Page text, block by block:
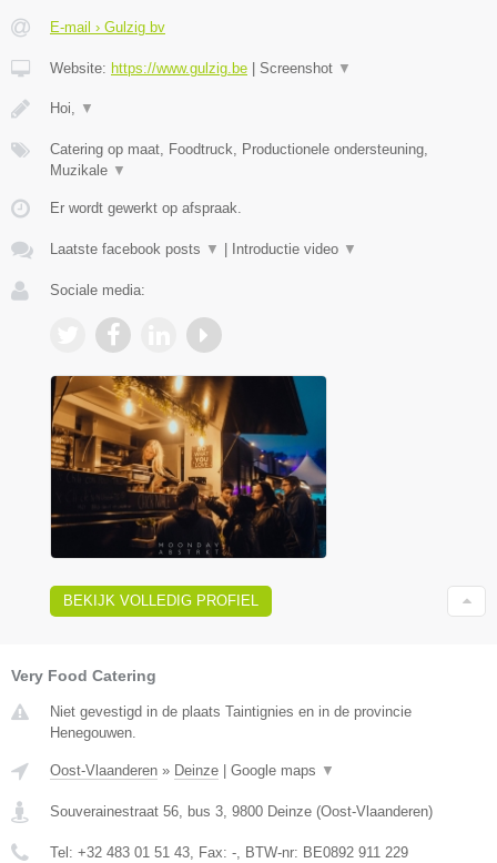
E-mail › Gulzig bv
Website: https://www.gulzig.be Screenshot ▼
Hoi, ▼
Catering op maat, Foodtruck, Productionele ondersteuning,
Muzikale ▼
Er wordt gewerkt op afspraak.
Laatste facebook posts ▼ Introductie video ▼
Sociale media:
BEKIJK VOLLEDIG PROFIEL
Very Food Catering
Niet gevestigd in de plaats Taintignies en in de provincie
Henegouwen.
Oost-Vlaanderen » Deinze Google maps ▼
Souverainestraat 56, bus 3, 9800 Deinze (Oost-Vlaanderen)
Tel: +32 483 01 51 43, Fax: -, BTW-nr: BE0892 911 229